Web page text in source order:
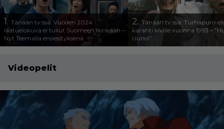
1. Tänään tv:ssä: Vuoden 2024
laatuelokuva ei tullut Suomeen lainkaan –
Nyt Teemalla ensiesityksenä
2. Tänään tv:ssä: Turhapuro-
karahti kiville vuonna 1993 –
Uuno!”
Videopelit